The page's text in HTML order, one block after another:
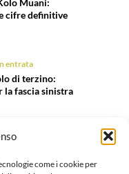
come i cookie per
Muani:
cifre definitive
entrata
di terzino:
la fascia sinistra
entrata